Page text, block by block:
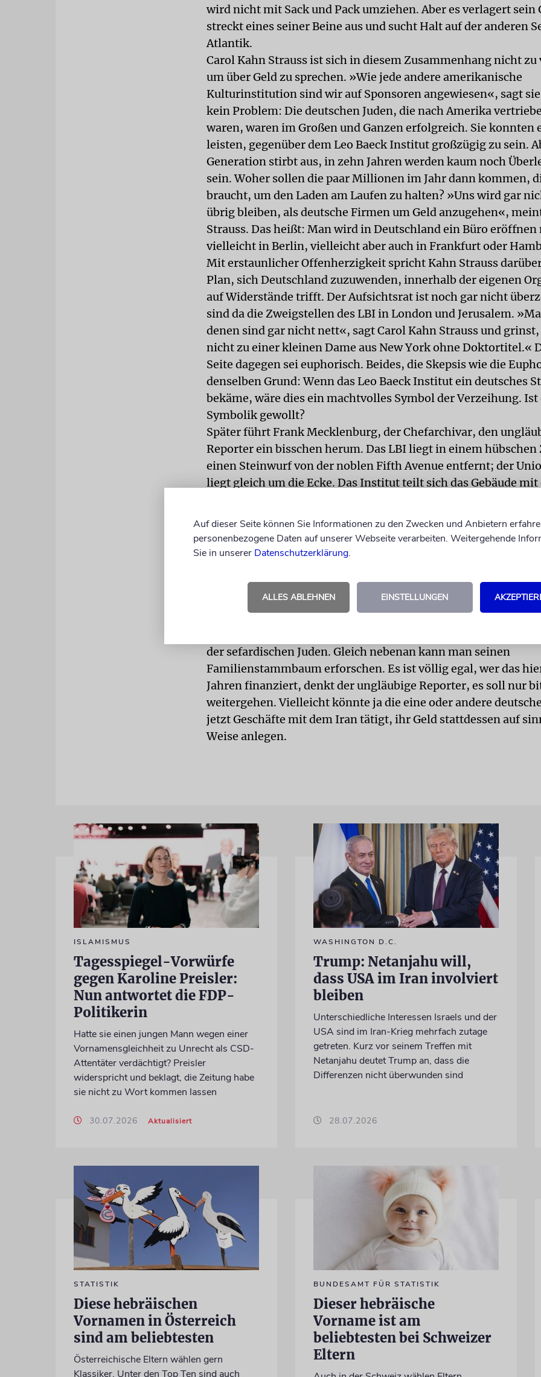
wird nicht mit Sack und Pack umziehen. Aber es verlagert sein
streckt eines seiner Beine aus und sucht Halt auf der anderen
Atlantik.
Carol Kahn Strauss ist sich in diesem Zusammenhang nicht
um über Geld zu sprechen. »Wie jede andere amerikanische
Kulturinstitution sind wir auf Sponsoren angewiesen«, sagt
kein Problem: Die deutschen Juden, die nach Amerika
waren, waren im Großen und Ganzen erfolgreich. Sie konnten
leisten, gegenüber dem Leo Baeck Institut großzügig zu sein.
Generation stirbt aus, in zehn Jahren werden kaum noch
sein. Woher sollen die paar Millionen im Jahr dann kommen,
braucht, um den Laden am Laufen zu halten? »Uns wird gar
übrig bleiben, als deutsche Firmen um Geld anzugehen«,
Strauss. Das heißt: Man wird in Deutschland ein Büro eröffnen
vielleicht in Berlin, vielleicht aber auch in Frankfurt oder
Mit erstaunlicher Offenherzigkeit spricht Kahn Strauss
Plan, sich Deutschland zuzuwenden, innerhalb der eigenen
auf Widerstände trifft. Der Aufsichtsrat ist noch gar nicht
sind da die Zweigstellen des LBI in London und Jerusalem.
denen sind gar nicht nett«, sagt Carol Kahn Strauss und
nicht zu einer kleinen Dame aus New York ohne Doktortitel.«
Seite dagegen sei euphorisch. Beides, die Skepsis wie die
denselben Grund: Wenn das Leo Baeck Institut ein deutsches
bekäme, wäre dies ein machtvolles Symbol der Verzeihung. Ist
Symbolik gewollt?
Später führt Frank Mecklenburg, der Chefarchivar, den
Reporter ein bisschen herum. Das LBI liegt in einem hübschen
einen Steinwurf von der noblen Fifth Avenue entfernt; der
liegt gleich um die Ecke. Das Institut teilt sich das Gebäude mit
eiserne Schränke, die nur mithilfe von Drehrädern an der
bewegt werden können. Auf einem Regal an der Seite stehen
Schocken-Bibliothek aus der Nazizeit. Vor dem Archiv stolpert
Reporter beinahe über vier Holzstatuen in einem schmalen
der sefardischen Juden. Gleich nebenan kann man seinen
Familienstammbaum erforschen. Es ist völlig egal, wer das
Jahren finanziert, denkt der ungläubige Reporter, es soll nur
weitergehen. Vielleicht könnte ja die eine oder andere
jetzt Geschäfte mit dem Iran tätigt, ihr Geld stattdessen auf
Weise anlegen.
ISLAMISMUS
Tagesspiegel-Vorwürfe
gegen Karoline Preisler:
Nun antwortet die FDP-
Politikerin
Hatte sie einen jungen Mann wegen einer
Vornamensgleichheit zu Unrecht als CSD-
Attentäter verdächtigt? Preisler
widerspricht und beklagt, die Zeitung habe
sie nicht zu Wort kommen lassen
30.07.2026 Aktualisiert
WASHINGTON D.C.
Trump: Netanjahu will,
dass USA im Iran involviert
bleiben
Unterschiedliche Interessen Israels und der
USA sind im Iran-Krieg mehrfach zutage
getreten. Kurz vor seinem Treffen mit
Netanjahu deutet Trump an, dass die
Differenzen nicht überwunden sind
28.07.2026
STATISTIK
Diese hebräischen
Vornamen in Österreich
sind am beliebtesten
Österreichische Eltern wählen gern
Klassiker. Unter den Top Ten sind auch
BUNDESAMT FÜR STATISTIK
Dieser hebräische
Vorname ist am
beliebtesten bei Schweizer
Eltern
Auf dieser Seite können Sie Informationen zu den Zwecken und Anbietern
personenbezogene Daten auf unserer Webseite verarbeiten. Weitergehende
Sie in unserer Datenschutzerklärung.
ALLES ABLEHNEN EINSTELLUNGEN